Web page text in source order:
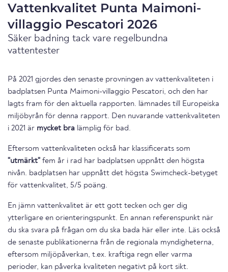
Vattenkvalitet Punta Maimoni-
villaggio Pescatori 2026
Säker badning tack vare regelbundna
vattentester
På 2021 gjordes den senaste provningen av vattenkvaliteten i
badplatsen Punta Maimoni-villaggio Pescatori, och den har
lagts fram för den aktuella rapporten. lämnades till Europeiska
miljöbyrån för denna rapport. Den nuvarande vattenkvaliteten
i 2021 är mycket bra lämplig för bad.
Eftersom vattenkvaliteten också har klassificerats som
"utmärkt" fem år i rad har badplatsen uppnått den högsta
nivån. badplatsen har uppnått det högsta Swimcheck-betyget
för vattenkvalitet, 5/5 poäng.
En jämn vattenkvalitet är ett gott tecken och ger dig
ytterligare en orienteringspunkt. En annan referenspunkt när
du ska svara på frågan om du ska bada här eller inte. Läs också
de senaste publikationerna från de regionala myndigheterna,
eftersom miljöpåverkan, t.ex. kraftiga regn eller varma
perioder, kan påverka kvaliteten negativt på kort sikt.